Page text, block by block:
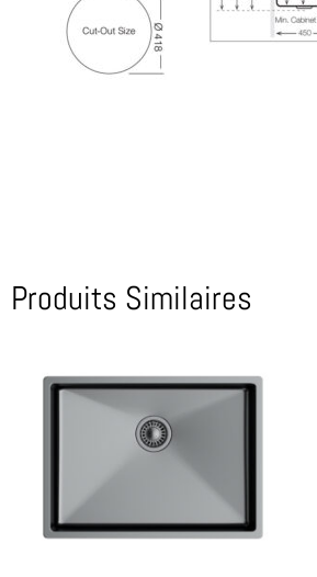
Produits Similaires